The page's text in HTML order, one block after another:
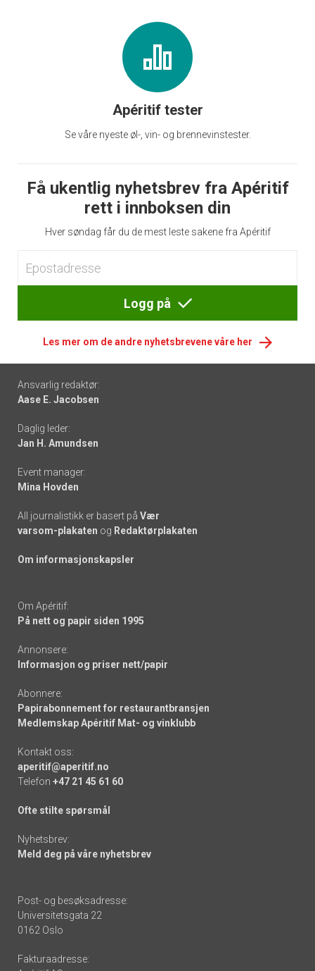
Apéritif tester
Se våre nyeste øl-, vin- og brennevinstester.
Få ukentlig nyhetsbrev fra Apéritif
rett i innboksen din
Hver søndag får du de mest leste sakene fra Apéritif
Logg på
Les mer om de andre nyhetsbrevene våre her
Footer
-
links
Ansvarlig redaktør:
Aase E. Jacobsen
Daglig leder:
Jan H. Amundsen
Event manager:
Mina Hovden
All journalistikk er basert på Vær
varsom-plakaten og Redaktørplakaten
Om informasjonskapsler
Om Apéritif:
På nett og papir siden 1995
Annonsere:
Informasjon og priser nett/papir
Abonnere:
Papirabonnement for restaurantbransjen
Medlemskap Apéritif Mat- og vinklubb
Kontakt oss:
aperitif@aperitif.no
Telefon +47 21 45 61 60
Ofte stilte spørsmål
Nyhetsbrev:
Meld deg på våre nyhetsbrev
Post- og besøksadresse:
Universitetsgata 22
0162 Oslo
Fakturaadresse: